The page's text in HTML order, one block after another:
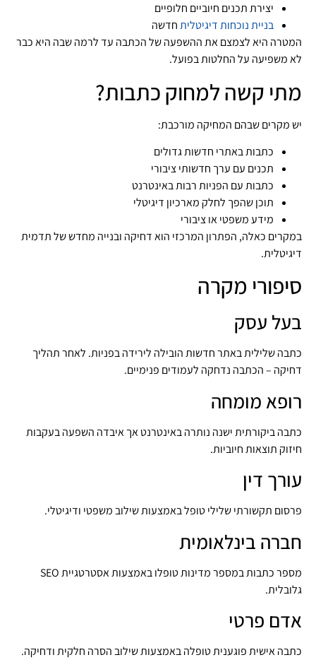
יצירת תכנים חיוביים חלופיים
בניית נוכחות דיגיטליתחדשה
המטרה היא לצמצם את ההשפעה של הכתבה עד לרמה שבה היא כבר
לא משפיעה על החלטות בפועל.
מתי קשה למחוק כתבות?
יש מקרים שבהם המחיקה מורכבת:
כתבות באתרי חדשות גדולים
תכנים עם ערך חדשותי ציבורי
כתבות עם הפניות רבות באינטרנט
תוכן שהפך לחלק מארכיון דיגיטלי
מידע משפטי או ציבורי
במקרים כאלה, הפתרון המרכזי הוא דחיקה ובנייה מחדש של תדמית
דיגיטלית.
סיפורי מקרה
בעל עסק
כתבה שלילית באתר חדשות הובילה לירידה בפניות. לאחר תהליך
דחיקה – הכתבה נדחקה לעמודים פנימיים.
רופא מומחה
כתבה ביקורתית ישנה נותרה באינטרנט אך איבדה השפעה בעקבות
חיזוק תוצאות חיוביות.
עורך דין
פרסום תקשורתי שלילי טופל באמצעות שילוב משפטי ודיגיטלי.
חברה בינלאומית
מספר כתבות במספר מדינות טופלו באמצעות אסטרטגיית SEO
גלובלית.
אדם פרטי
כתבה אישית פוגענית טופלה באמצעות שילוב הסרה חלקית ודחיקה.